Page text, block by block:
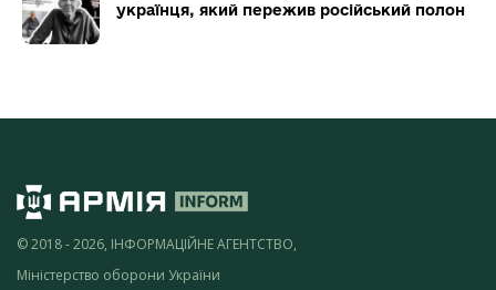
українця, який пережив російський полон
© 2018 - 2026, ІНФОРМАЦІЙНЕ АГЕНТСТВО,
Міністерство оборони України